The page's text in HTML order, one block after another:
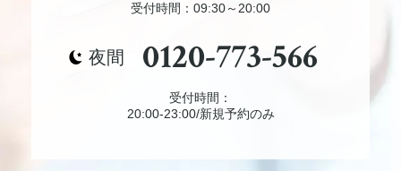
受付時間：09:30～20:00
夜間 0120-773-566
受付時間：
20:00-23:00/新規予約のみ